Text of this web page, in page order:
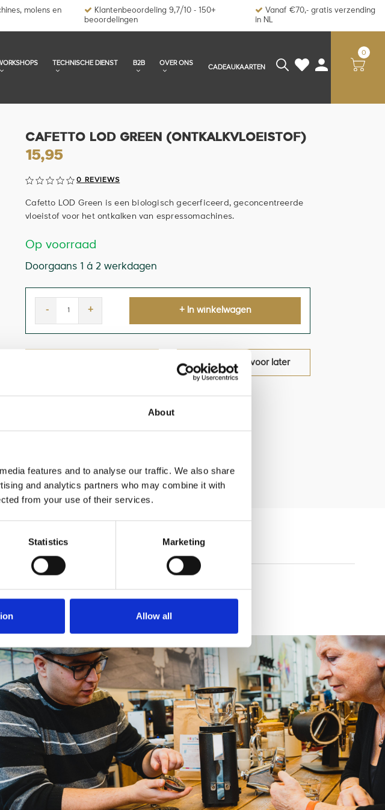
About
features and to analyse our traffic. We also share
and analytics partners who may combine it with
from your use of their services.
Statistics Marketing
Allow all
molens en
Klantenbeoordeling 9,7/10 - 150+
beoordelingen
Vanaf €70,- gratis verzending
in NL
TECHNISCHE DIENST B2B OVER ONS
CADEAUKAARTEN
0
CAFETTO LOD GREEN (ONTKALKVLOEISTOF)
15,95
0 REVIEWS
Cafetto LOD Green is een biologisch gecerficeerd, geconcentreerde
vloeistof voor het ontkalken van espressomachines.
Op voorraad
Doorgaans 1 á 2 werkdagen
- + + In winkelwagen
bewaar voor later
van espressomachines.